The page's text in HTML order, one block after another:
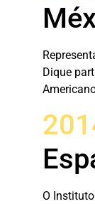
Dique
O